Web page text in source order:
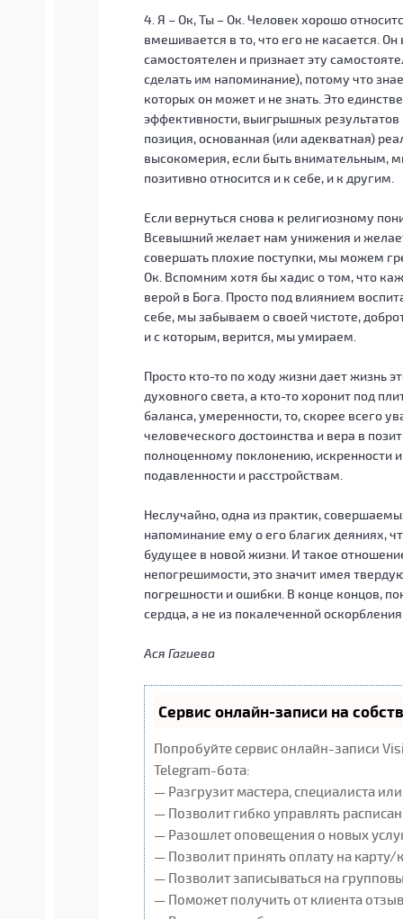
4. Я – Ок, Ты – Ок. Человек хорошо
вмешивается в то, что его не касается.
самостоятелен и признает эту
сделать им напоминание), потому что
которых он может и не знать. Это
эффективности, выигрышных
позиция, основанная (или адекватная)
высокомерия, если быть внимательным,
позитивно относится и к себе, и к другим.
Если вернуться снова к религиозному
Всевышний желает нам унижения и
совершать плохие поступки, мы можем
Ок. Вспомним хотя бы хадис о том, что
верой в Бога. Просто под влиянием
себе, мы забываем о своей чистоте,
и с которым, верится, мы умираем.
Просто кто-то по ходу жизни дает жизнь
духовного света, а кто-то хоронит под
баланса, умеренности, то, скорее всего
человеческого достоинства и вера в
полноценному поклонению,
подавленности и расстройствам.
Неслучайно, одна из практик,
напоминание ему о его благих деяниях,
будущее в новой жизни. И такое
непогрешимости, это значит имея
погрешности и ошибки. В конце концов,
сердца, а не из покалеченной
Ася Гагиева
Сервис онлайн-записи на
Попробуйте сервис онлайн-записи
Telegram-бота:
— Разгрузит мастера, специалиста
— Позволит гибко управлять
— Разошлет оповещения о новых
— Позволит принять оплату на карту/
— Позволит записываться на
— Поможет получить от клиента